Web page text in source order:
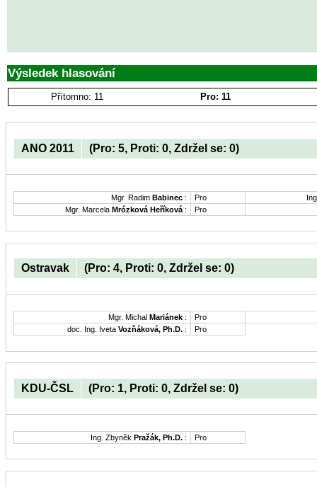
Výsledek hlasování
Přítomno: 11 Pro: 11
ANO 2011 (Pro: 5, Proti: 0, Zdržel se: 0)
Mgr. Radim Babinec : Pro
Mgr. Marcela Mrózková Heříková : Pro
Ostravak (Pro: 4, Proti: 0, Zdržel se: 0)
Mgr. Michal Mariánek :
Pro
doc. Ing. Iveta Vozňáková, Ph.D. : Pro
KDU-ČSL (Pro: 1, Proti: 0, Zdržel se: 0)
Ing. Zbyněk Pražák, Ph.D. : Pro